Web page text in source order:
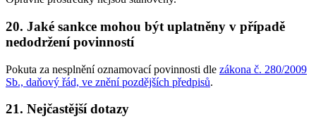
20. Jaké sankce mohou být uplatněny v případě
nedodržení povinností
Pokuta za nesplnění oznamovací povinnosti dle zákona č. 280/2009
Sb., daňový řád, ve znění pozdějších předpisů.
21. Nejčastější dotazy